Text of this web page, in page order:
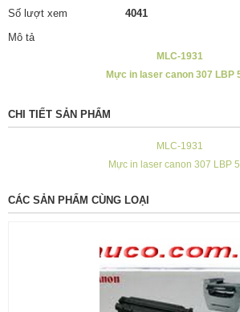
Số lượt xem
4041
Mô tả
MLC-1931
Mực in laser canon 307 LBP
CHI TIẾT SẢN PHẨM
MLC-1931
Mực in laser canon 307 LBP
CÁC SẢN PHẨM CÙNG LOẠI